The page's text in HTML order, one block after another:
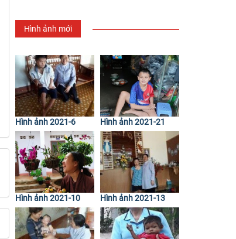
Hình ảnh mới
Hình ảnh 2021-6 Hình ảnh 2021-21
Hình ảnh 2021-10 Hình ảnh 2021-13